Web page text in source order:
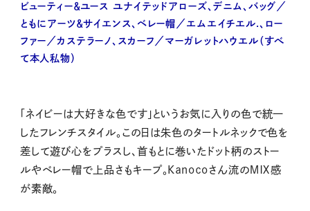
ビューティー＆ユース ユナイテッドアローズ、デニム、バッグ／
ともにアーツ＆サイエンス、ベレー帽／エムエイチエル.、ロー
ファー／カステラーノ、スカーフ／マーガレットハウエル（すべ
て本人私物）
「ネイビーは大好きな色です」というお気に入りの色で統一
したフレンチスタイル。この日は朱色のタートルネックで色を
差して遊び心をプラスし、首もとに巻いたドット柄のストー
ルやベレー帽で上品さもキープ。Kａｎｏｃｏさん流のＭＩＸ感
が素敵。